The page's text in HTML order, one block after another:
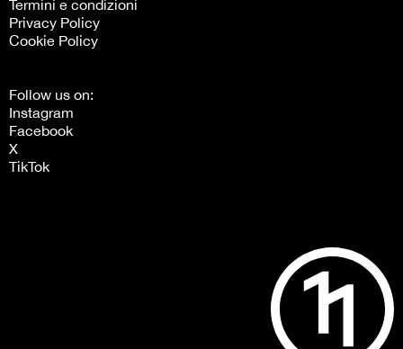
Termini e condizioni
Privacy Policy
Cookie Policy
Follow us on:
Instagram
Facebook
X
TikTok